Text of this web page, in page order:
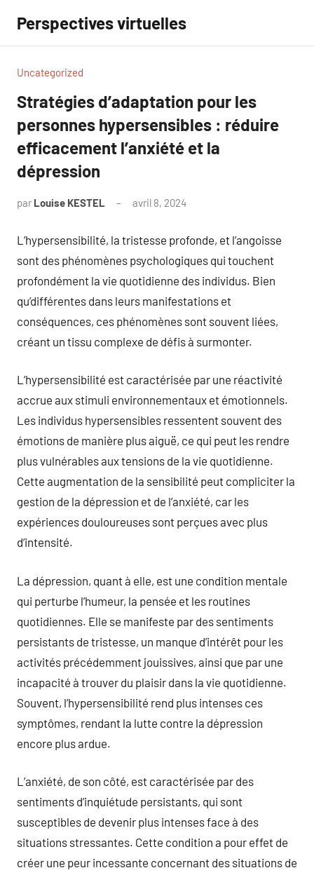
contenu
Perspectives virtuelles
Uncategorized
Stratégies d’adaptation pour les
personnes hypersensibles : réduire
efficacement l’anxiété et la
dépression
par Louise KESTEL avril 8, 2024
L’hypersensibilité, la tristesse profonde, et l’angoisse
sont des phénomènes psychologiques qui touchent
profondément la vie quotidienne des individus. Bien
qu’différentes dans leurs manifestations et
conséquences, ces phénomènes sont souvent liées,
créant un tissu complexe de défis à surmonter.
L’hypersensibilité est caractérisée par une réactivité
accrue aux stimuli environnementaux et émotionnels.
Les individus hypersensibles ressentent souvent des
émotions de manière plus aiguë, ce qui peut les rendre
plus vulnérables aux tensions de la vie quotidienne.
Cette augmentation de la sensibilité peut compliciter la
gestion de la dépression et de l’anxiété, car les
expériences douloureuses sont perçues avec plus
d’intensité.
La dépression, quant à elle, est une condition mentale
qui perturbe l’humeur, la pensée et les routines
quotidiennes. Elle se manifeste par des sentiments
persistants de tristesse, un manque d’intérêt pour les
activités précédemment jouissives, ainsi que par une
incapacité à trouver du plaisir dans la vie quotidienne.
Souvent, l’hypersensibilité rend plus intenses ces
symptômes, rendant la lutte contre la dépression
encore plus ardue.
L’anxiété, de son côté, est caractérisée par des
sentiments d’inquiétude persistants, qui sont
susceptibles de devenir plus intenses face à des
situations stressantes. Cette condition a pour effet de
créer une peur incessante concernant des situations de